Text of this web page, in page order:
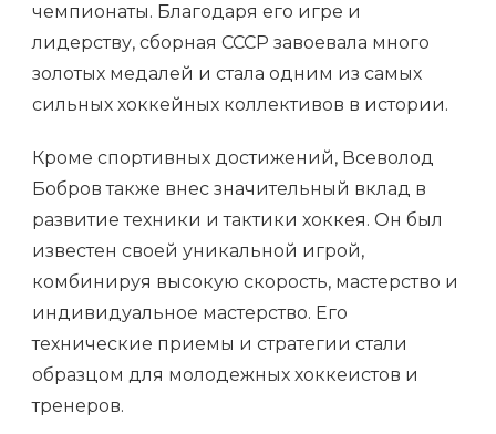
чемпионаты. Благодаря его игре и
лидерству, сборная СССР завоевала много
золотых медалей и стала одним из самых
сильных хоккейных коллективов в истории.
Кроме спортивных достижений, Всеволод
Бобров также внес значительный вклад в
развитие техники и тактики хоккея. Он был
известен своей уникальной игрой,
комбинируя высокую скорость, мастерство и
индивидуальное мастерство. Его
технические приемы и стратегии стали
образцом для молодежных хоккеистов и
тренеров.